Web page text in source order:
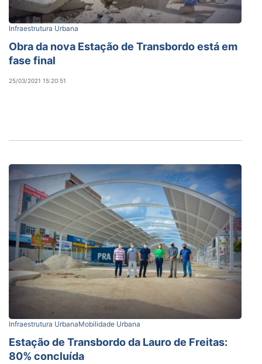
Infraestrutura Urbana
Obra da nova Estação de Transbordo está em
fase final
25/03/2021 15:20:51
Infraestrutura UrbanaMobilidade Urbana
Estação de Transbordo da Lauro de Freitas:
80% concluída